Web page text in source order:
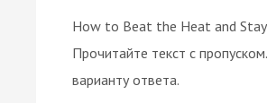
How to Beat the Heat and Stay
Прочитайте текст с
варианту ответа.